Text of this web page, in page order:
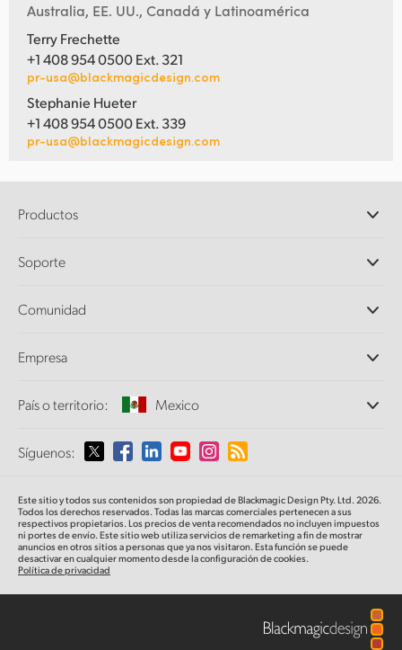
Australia, EE. UU., Canadá y Latinoamérica
Terry Frechette
+1 408 954 0500 Ext. 321
pr-usa@blackmagicdesign.com
Stephanie Hueter
+1 408 954 0500 Ext. 339
pr-usa@blackmagicdesign.com
Productos
DaVinci Resolve y Fusion
Ultimatte
Captura y reproducción
Conversión de formatos
Supervisión
Almacenamiento en redes
Direccionamiento y distribución
Transmisión y codificación
Soporte
Centro de soporte técnico
Comunidad
Empresa
Perfil empresarial
Medios
País o territorio: Mexico
Selecciona un país o territorio
Australia
Austria
Síguenos:
Este sitio y todos sus contenidos son propiedad de Blackmagic Design Pty. Ltd. 2026.
Todos los derechos reservados. Todas las marcas comerciales pertenecen a sus
respectivos propietarios. Los precios de venta recomendados no incluyen impuestos
ni portes de envío. Este sitio web utiliza servicios de remarketing a fin de mostrar
anuncios en otros sitios a personas que ya nos visitaron. Esta función se puede
desactivar en cualquier momento desde la configuración de cookies.
Política de privacidad